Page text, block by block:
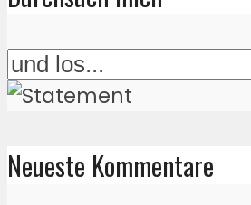
Neueste Kommentare